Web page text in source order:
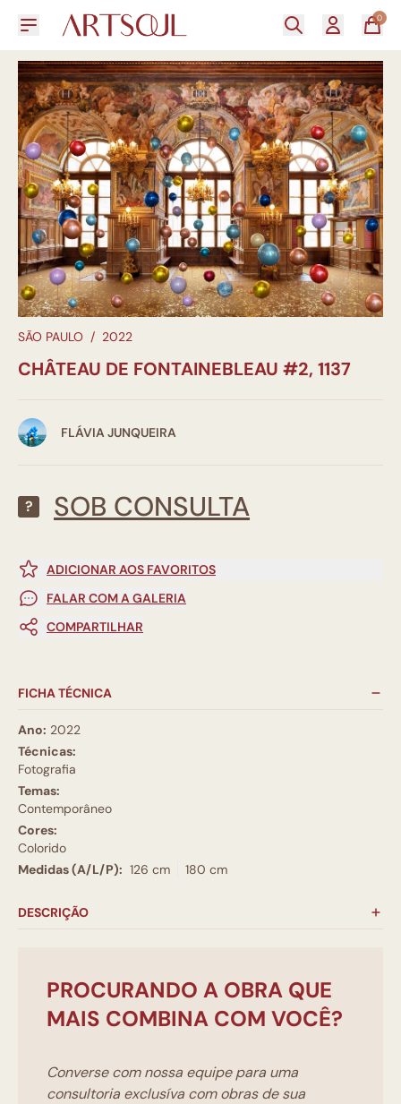
0
SÃO PAULO / 2022
CHÂTEAU DE FONTAINEBLEAU #2, 1137
FLÁVIA JUNQUEIRA
? SOB CONSULTA
ADICIONAR AOS FAVORITOS
FALAR COM A GALERIA
COMPARTILHAR
FICHA TÉCNICA
Ano: 2022
Técnicas:
Fotografia
Temas:
Contemporâneo
Cores:
Colorido
Medidas (A/L/P): 126 cm 180 cm
DESCRIÇÃO
PROCURANDO A OBRA QUE
MAIS COMBINA COM VOCÊ?
Converse com nossa equipe para uma
consultoria exclusíva com obras de sua